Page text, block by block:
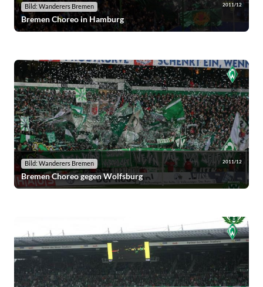
Bild: Wanderers Bremen 2011/12
Bremen Choreo in Hamburg
Bild: Wanderers Bremen 2011/12
Bremen Choreo gegen Wolfsburg